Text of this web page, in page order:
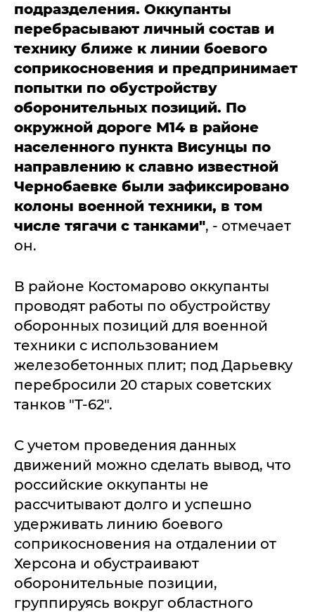
подразделения. Оккупанты
перебрасывают личный состав и
технику ближе к линии боевого
соприкосновения и предпринимает
попытки по обустройству
оборонительных позиций. По
окружной дороге М14 в районе
населенного пункта Висунцы по
направлению к славно известной
Чернобаевке были зафиксировано
колоны военной техники, в том
числе тягачи с танками", - отмечает
он.
В районе Костомарово оккупанты
проводят работы по обустройству
оборонных позиций для военной
техники с использованием
железобетонных плит; под Дарьевку
перебросили 20 старых советских
танков "Т-62".
С учетом проведения данных
движений можно сделать вывод, что
российские оккупанты не
рассчитывают долго и успешно
удерживать линию боевого
соприкосновения на отдалении от
Херсона и обустраивают
оборонительные позиции,
группируясь вокруг областного